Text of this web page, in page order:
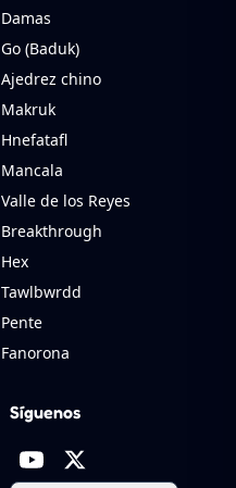
Damas
Go (Baduk)
Ajedrez chino
Makruk
Hnefatafl
Mancala
Valle de los Reyes
Breakthrough
Hex
Tawlbwrdd
Pente
Fanorona
Síguenos